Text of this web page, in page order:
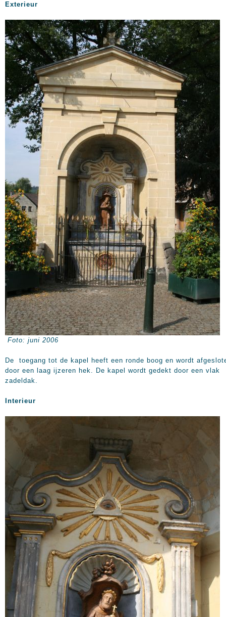
Exterieur
Foto: juni 2006
De toegang tot de kapel heeft een ronde boog en wordt
door een laag ijzeren hek. De kapel wordt gedekt door een vlak
zadeldak.
Interieur